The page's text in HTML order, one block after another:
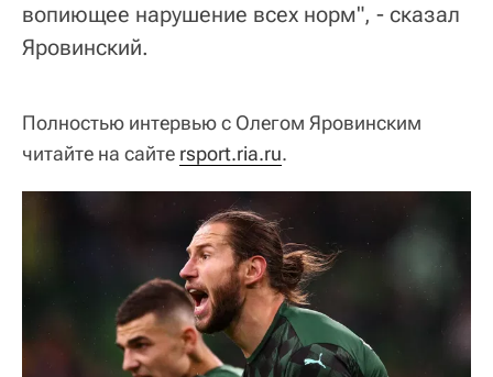
вопиющее нарушение всех норм", - сказал
Яровинский.
Полностью интервью c Олегом Яровинским
читайте на сайте rsport.ria.ru.